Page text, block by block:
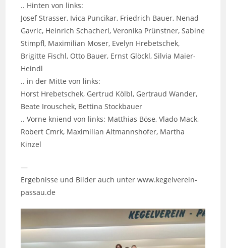
.. Hinten von links:
Josef Strasser, Ivica Puncikar, Friedrich Bauer, Nenad
Gavric, Heinrich Schacherl, Veronika Prünstner, Sabine
Stimpfl, Maximilian Moser, Evelyn Hrebetschek,
Brigitte Fischl, Otto Bauer, Ernst Glöckl, Silvia Maier-
Heindl
.. in der Mitte von links:
Horst Hrebetschek, Gertrud Kölbl, Gertraud Wander,
Beate Irouschek, Bettina Stockbauer
.. Vorne kniend von links: Matthias Böse, Vlado Mack,
Robert Cmrk, Maximilian Altmannshofer, Martha
Kinzel
—
Ergebnisse und Bilder auch unter www.kegelverein-
passau.de